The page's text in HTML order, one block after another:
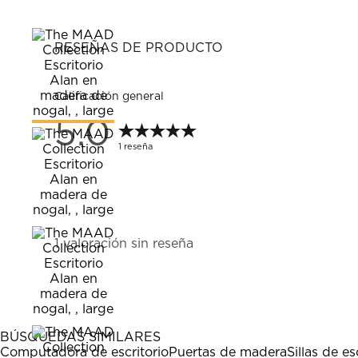
RESEÑAS DE PRODUCTO
Calificación general
5.0 1 reseña
1
a
0
de
1
Reseña.
1 valoración sin reseña
BÚSQUEDAS SIMILARES
Computadora de escritorioPuertas de maderaSillas de